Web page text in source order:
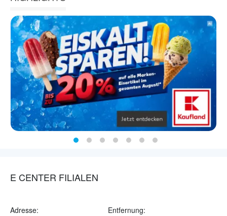
E CENTER FILIALEN
Adresse: Entfernung: